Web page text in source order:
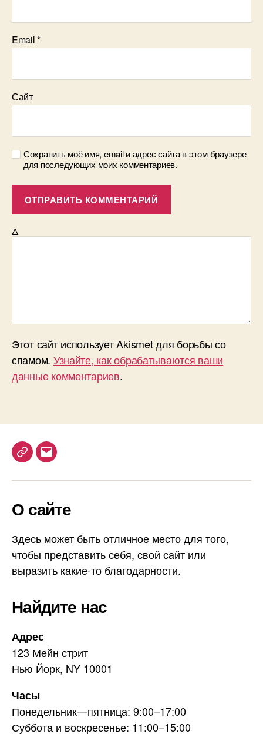
Email*
Сайт
Сохранить моё имя, email и адрес сайта в этом браузере
для последующих моих комментариев.
Δ
Этот сайт использует Akismet для борьбы со
спамом. Узнайте, как обрабатываются ваши
данные комментариев.
T
e
r
a
m
E
i
О сайте
Здесь может быть отличное место для того,
чтобы представить себя, свой сайт или
выразить какие-то благодарности.
Найдите нас
Адрес
123 Мейн стрит
Нью Йорк, NY 10001
Часы
Понедельник—пятница: 9:00–17:00
Суббота и воскресенье: 11:00–15:00